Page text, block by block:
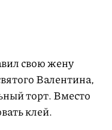
свою жену
Валентина,
торт. Вместо
клей.